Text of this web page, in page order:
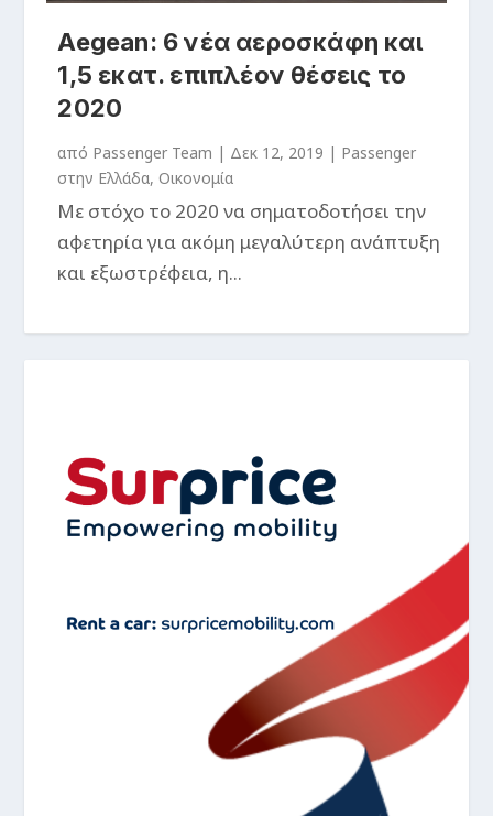
Aegean: 6 νέα αεροσκάφη και
1,5 εκατ. επιπλέον θέσεις το
2020
από Passenger Team | Δεκ 12, 2019 | Passenger
στην Ελλάδα,Οικονομία
Με στόχο το 2020 να σηματοδοτήσει την
αφετηρία για ακόμη μεγαλύτερη ανάπτυξη
και εξωστρέφεια, η...